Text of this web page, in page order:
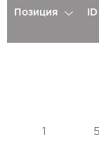
Позиция ID
1